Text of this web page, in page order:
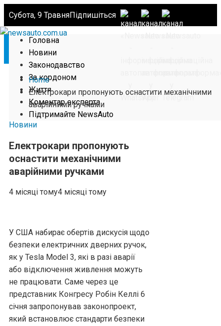
Субота, 9 ТравняПідпишіться
Головна
Новини
Законодавство
За кордоном
Життя
Коментар експерта
Підтримайте NewsAuto
Home
Eлектрокари пропонують оснастити механічними
аварійними ручками
Новини
Eлектрокари пропонують
оснастити механічними
аварійними ручками
4 місяці тому4 місяці тому
У США набирає обертів дискусія щодо
безпеки електричних дверних ручок,
як у Tesla Model 3, які в разі аварії
або відключення живлення можуть
не працювати. Саме через це
представник Конгресу Робін Келлі 6
січня запропонував законопроект,
який встановлює стандарти безпеки